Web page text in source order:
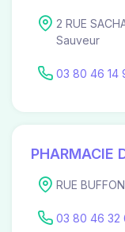
2 RUE
Sauveur
03 80 46 14
PHARMACIE
RUE
03 80 46 32